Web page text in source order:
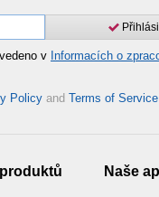
v Informacích o
Policy and Terms of Service
Naše